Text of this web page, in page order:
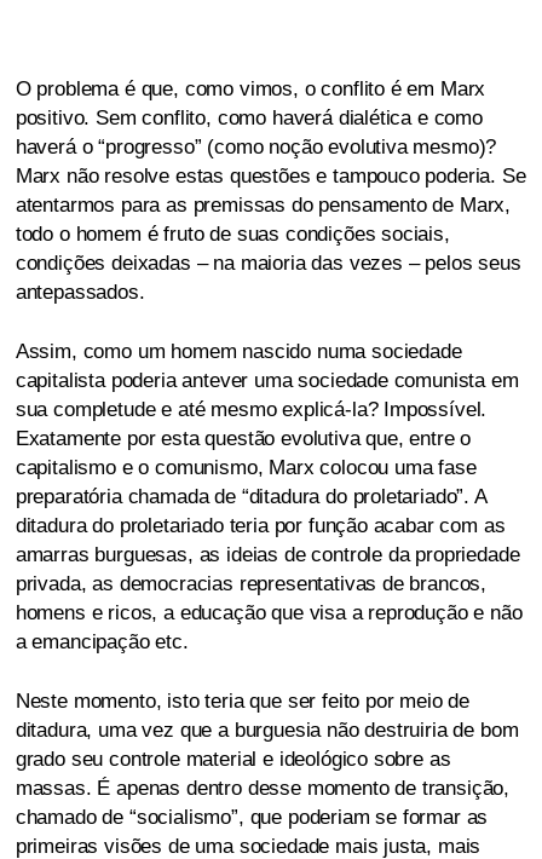
O problema é que, como vimos, o conflito é em Marx
positivo. Sem conflito, como haverá dialética e como
haverá o “progresso” (como noção evolutiva mesmo)?
Marx não resolve estas questões e tampouco poderia. Se
atentarmos para as premissas do pensamento de Marx,
todo o homem é fruto de suas condições sociais,
condições deixadas – na maioria das vezes – pelos seus
antepassados.
Assim, como um homem nascido numa sociedade
capitalista poderia antever uma sociedade comunista em
sua completude e até mesmo explicá-la? Impossível.
Exatamente por esta questão evolutiva que, entre o
capitalismo e o comunismo, Marx colocou uma fase
preparatória chamada de “ditadura do proletariado”. A
ditadura do proletariado teria por função acabar com as
amarras burguesas, as ideias de controle da propriedade
privada, as democracias representativas de brancos,
homens e ricos, a educação que visa a reprodução e não
a emancipação etc.
Neste momento, isto teria que ser feito por meio de
ditadura, uma vez que a burguesia não destruiria de bom
grado seu controle material e ideológico sobre as
massas. É apenas dentro desse momento de transição,
chamado de “socialismo”, que poderiam se formar as
primeiras visões de uma sociedade mais justa, mais